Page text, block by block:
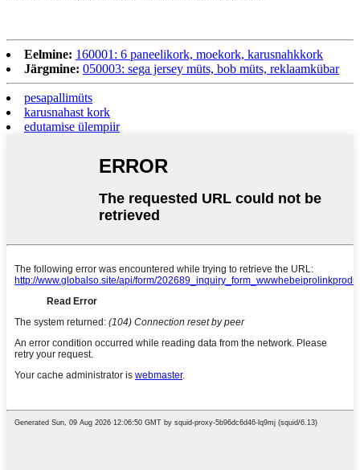
Eelmine: 160001: 6 paneelikork, moekork, karusnahkkork
Järgmine: 050003: sega jersey müts, bob müts, reklaamkübar
pesapallimüts
karusnahast kork
edutamise ülempiir